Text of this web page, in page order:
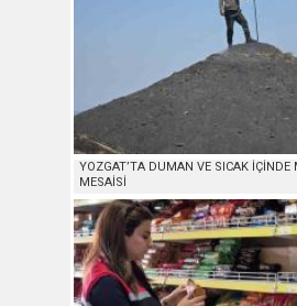
YOZGAT’TA DUMAN VE SICAK İÇİNDE
MESAİSİ